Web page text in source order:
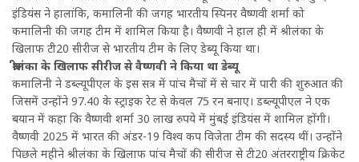
इंडियंस ने हालांकि, कमालिनी की जगह भारतीय स्पिनर वैष्णवी शर्मा को
कमालिनी की जगह टीम में शामिल किया है। वैष्णवी ने हाल ही में श्रीलंका के
खिलाफ टी20 सीरीज से भारतीय टीम के लिए डेब्यू किया था।
श्रीलंका के खिलाफ सीरीज से वैष्णवी ने किया था डेब्यू
कमालिनी ने डब्ल्यूपीएल के इस सत्र में पांच मैचों में से चार में पारी की शुरुआत की
जिसमें उन्होंने 97.40 के स्ट्राइक रेट से केवल 75 रन बनाए। डब्ल्यूपीएल ने एक
बयान में कहा कि वैष्णवी शर्मा 30 लाख रुपये में मुंबई इंडियंस में शामिल होंगी।
वैष्णवी 2025 में भारत की अंडर-19 विश्व कप विजेता टीम की सदस्य थीं। उन्होंने
पिछले महीने श्रीलंका के खिलाफ पांच मैचों की सीरीज से टी20 अंतरराष्ट्रीय क्रिकेट